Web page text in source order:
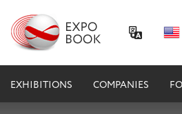
EXHIBITIONS COMPANIES